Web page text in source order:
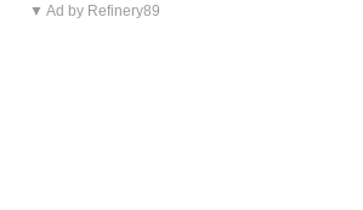
▼ Ad by Refinery89